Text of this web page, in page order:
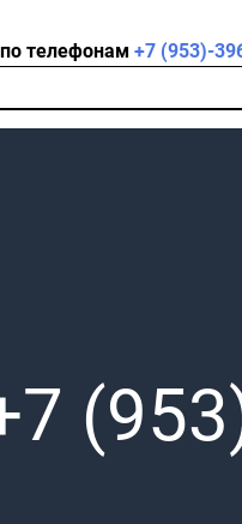
телефонам +7 (953)-